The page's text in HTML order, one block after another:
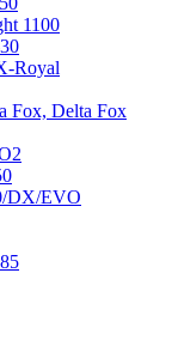
1100
Royal
Fox, Delta Fox
DX/EVO